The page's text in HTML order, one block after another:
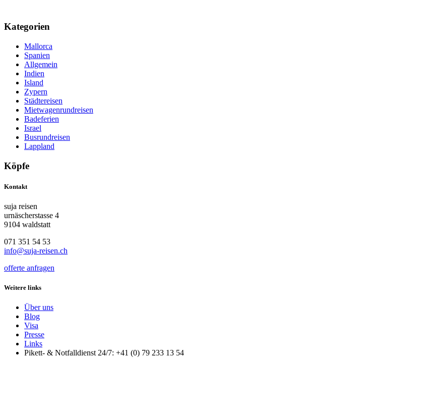
Kategorien
Mallorca
Spanien
Allgemein
Indien
Island
Zypern
Städtereisen
Mietwagenrundreisen
Badeferien
Israel
Busrundreisen
Lappland
Köpfe
Kontakt
suja reisen
urnäscherstasse 4
9104 waldstatt
071 351 54 53
info@suja-reisen.ch
offerte anfragen
Weitere links
Über uns
Blog
Visa
Presse
Links
Pikett- & Notfalldienst 24/7: +41 (0) 79 233 13 54